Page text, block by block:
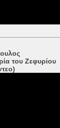
του Ζεφυρίου